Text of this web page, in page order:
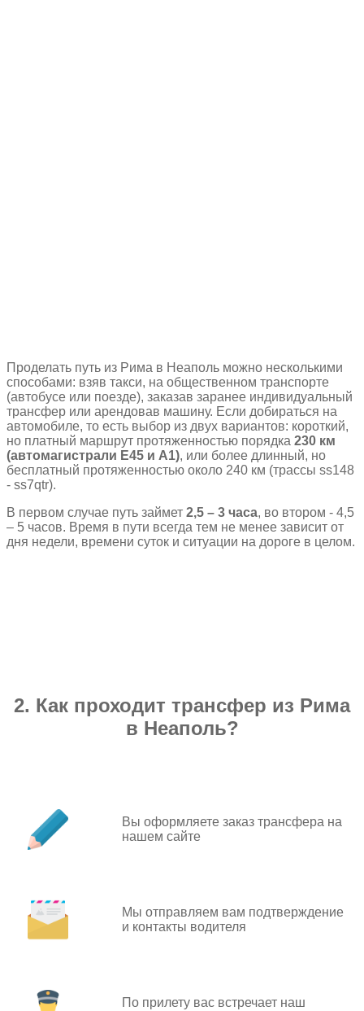
Проделать путь из Рима в Неаполь можно несколькими
способами: взяв такси, на общественном транспорте
(автобусе или поезде), заказав заранее индивидуальный
трансфер или арендовав машину. Если добираться на
автомобиле, то есть выбор из двух вариантов: короткий,
но платный маршрут протяженностью порядка 230 км
(автомагистрали E45 и A1), или более длинный, но
бесплатный протяженностью около 240 км (трассы ss148
- ss7qtr).
В первом случае путь займет 2,5 – 3 часа, во втором - 4,5
– 5 часов. Время в пути всегда тем не менее зависит от
дня недели, времени суток и ситуации на дороге в целом.
2. Как проходит трансфер из Рима
в Неаполь?
Вы оформляете заказ трансфера на
нашем сайте
Мы отправляем вам подтверждение
и контакты водителя
По прилету вас встречает наш